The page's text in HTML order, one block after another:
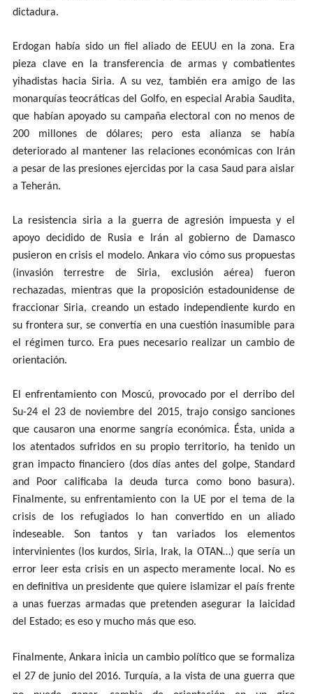
dictadura.
Erdogan había sido un fiel aliado de EEUU en la zona. Era
pieza clave en la transferencia de armas y combatientes
yihadistas hacia Siria. A su vez, también era amigo de las
monarquías teocráticas del Golfo, en especial Arabia Saudita,
que habían apoyado su campaña electoral con no menos de
200 millones de dólares; pero esta alianza se había
deteriorado al mantener las relaciones económicas con Irán
a pesar de las presiones ejercidas por la casa Saud para aislar
a Teherán.
La resistencia siria a la guerra de agresión impuesta y el
apoyo decidido de Rusia e Irán al gobierno de Damasco
pusieron en crisis el modelo. Ankara vio cómo sus propuestas
(invasión terrestre de Siria, exclusión aérea) fueron
rechazadas, mientras que la proposición estadounidense de
fraccionar Siria, creando un estado independiente kurdo en
su frontera sur, se convertía en una cuestión inasumible para
el régimen turco. Era pues necesario realizar un cambio de
orientación.
El enfrentamiento con Moscú, provocado por el derribo del
Su-24 el 23 de noviembre del 2015, trajo consigo sanciones
que causaron una enorme sangría económica. Ésta, unida a
los atentados sufridos en su propio territorio, ha tenido un
gran impacto financiero (dos días antes del golpe, Standard
and Poor calificaba la deuda turca como bono basura).
Finalmente, su enfrentamiento con la UE por el tema de la
crisis de los refugiados lo han convertido en un aliado
indeseable. Son tantos y tan variados los elementos
intervinientes (los kurdos, Siria, Irak, la OTAN…) que sería un
error leer esta crisis en un aspecto meramente local. No es
en definitiva un presidente que quiere islamizar el país frente
a unas fuerzas armadas que pretenden asegurar la laicidad
del Estado; es eso y mucho más que eso.
Finalmente, Ankara inicia un cambio político que se formaliza
el 27 de junio del 2016. Turquía, a la vista de una guerra que